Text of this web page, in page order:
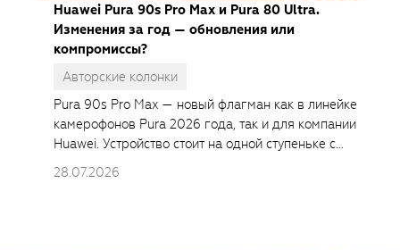
Huawei Pura 90s Pro Max и Pura 80 Ultra.
Изменения за год — обновления или
компромиссы?
Авторские колонки
Pura 90s Pro Max — новый флагман как в линейке
камерофонов Pura 2026 года, так и для компании
Huawei. Устройство стоит на одной ступеньке с
Huawei Mate 80 Pro, но основной фокус на
28.07.2026